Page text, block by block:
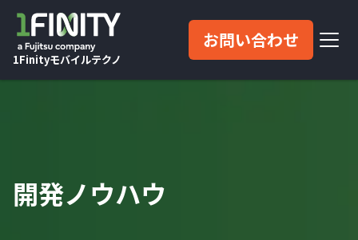
1Finityモバイルテクノ
お問い合わせ
開発ノウハウ